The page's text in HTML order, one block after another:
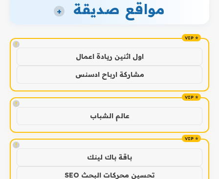
مواقع صديقة +
!
اول اثنين ريادة اعمال
مشاركة ارباح ادسنس
!
عالم الشباب
!
باقة باك لينك
تحسين محركات البحث SEO